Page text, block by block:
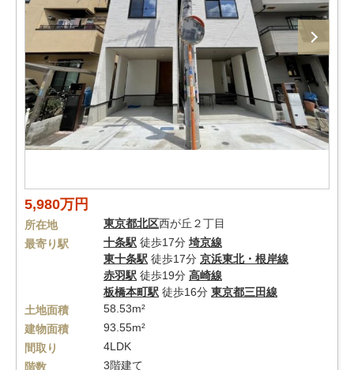
5,980万円
所在地 東京都北区西が丘２丁目
最寄り駅
十条駅 徒歩17分 埼京線
東十条駅 徒歩17分 京浜東北・根岸線
赤羽駅 徒歩19分 高崎線
板橋本町駅 徒歩16分 東京都三田線
土地面積
58.53m²
建物面積
93.55m²
間取り
4LDK
階数
3階建て